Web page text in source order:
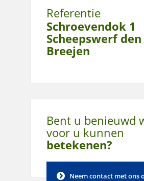
Referentie
Schroevendok 1
Scheepswerf den
Breejen
Bent u benieuwd
voor u kunnen
betekenen?
Neem contact met ons